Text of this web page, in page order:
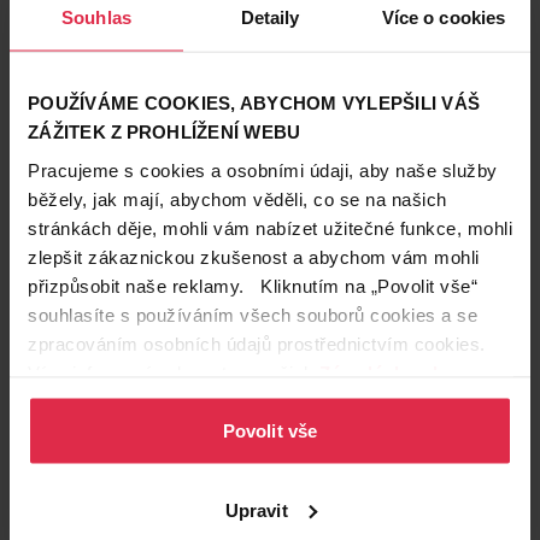
Souhlas Detaily Více o cookies
POUŽÍVÁME COOKIES, ABYCHOM VYLEPŠILI VÁŠ
ZÁŽITEK Z PROHLÍŽENÍ WEBU
Pracujeme s cookies a osobními údaji, aby naše služby
běžely, jak mají, abychom věděli, co se na našich
stránkách děje, mohli vám nabízet užitečné funkce, mohli
zlepšit zákaznickou zkušenost a abychom vám mohli
přizpůsobit naše reklamy. Kliknutím na „Povolit vše“
souhlasíte s používáním všech souborů cookies a se
zpracováním osobních údajů prostřednictvím cookies.
osobních údajů.
Povolit vše
Upravit
Ariel Allin1 PODS Kapsle na
praní 100 PD
559,20 Kč*
*za 1 ks při koupi 2 ks
Do košíku
5,59 Kč/pd
dostupné online
33,90 Kč
Do košíku
1,78 Kč/ks
dostupné online